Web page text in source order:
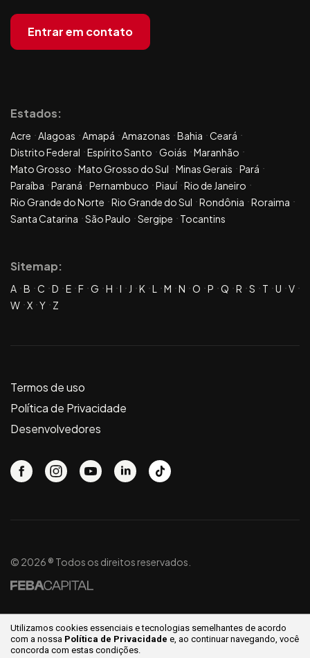
Utilizamos cookies essenciais e tecnologias semelhantes de acordo
com a nossa Política de Privacidade e, ao continuarnavegando, você
concorda com estas condições.
Entrar em contato
Estados:
Acre Alagoas Amapá Amazonas Bahia
Ceará
Distrito Federal
Espírito Santo Goiás
Maranhão
Mato Grosso
Mato Grosso do Sul Minas Gerais
Pará
Paraíba
Paraná Pernambuco Piauí Rio de Janeiro
Rio Grande do Norte
Rio Grande do Sul Rondônia
Roraima
Santa Catarina
São Paulo Sergipe Tocantins
Sitemap:
A B C D E F G H I J K L M N O P Q R S T U
V
W X Y Z
Termos de uso
Política de Privacidade
Desenvolvedores
© 2026 ® Todos os direitos reservados.